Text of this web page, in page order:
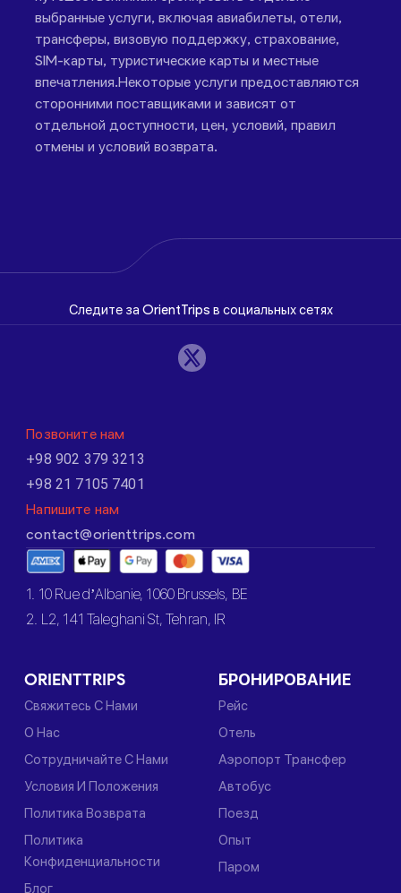
выбранные услуги, включая авиабилеты, отели,
трансферы, визовую поддержку, страхование,
SIM-карты, туристические карты и местные
впечатления.Некоторые услуги предоставляются
сторонними поставщиками и зависят от
отдельной доступности, цен, условий, правил
отмены и условий возврата.
Следите за OrientTrips в социальных сетях
Позвоните нам
+98 902 379 3213
+98 21 7105 7401
Напишите нам
contact@orienttrips.com
1. 10 Rue d’Albanie, 1060 Brussels, BE
2. L2, 141 Taleghani St, Tehran, IR
ORIENTTRIPS
Свяжитесь С Нами
О Нас
Сотрудничайте С Нами
Условия И Положения
Политика Возврата
Политика
Конфиденциальности
Блог
БРОНИРОВАНИЕ
Рейс
Отель
Аэропорт Трансфер
Автобус
Поезд
Опыт
Паром